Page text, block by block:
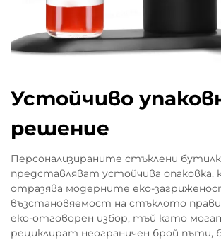
Устойчиво
решение
Персонализираните стъклени
представляват устойчива опаковка,
отразява модерните еко-
възстановяемост на стъклото
еко-отговорен избор, тъй като
рециклират неограничен брой пъти,